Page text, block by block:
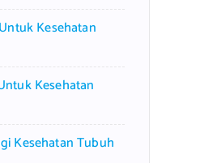
Kesehatan
Kesehatan
Kesehatan Tubuh